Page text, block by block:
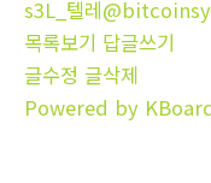
s3L_텔레
목록보기 답글쓰기
글수정 글삭제
Powered by